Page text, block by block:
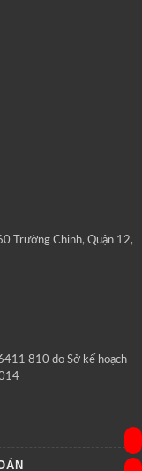
Trường Chinh, Quận 12,
810 do Sở kế hoạch